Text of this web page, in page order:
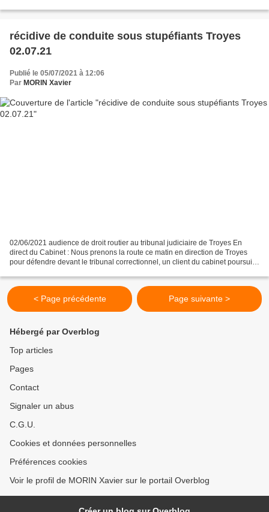
récidive de conduite sous stupéfiants Troyes
02.07.21
Publié le 05/07/2021 à 12:06
Par MORIN Xavier
02/06/2021 audience de droit routier au tribunal judiciaire de Troyes En
direct du Cabinet : Nous prenons la route ce matin en direction de Troyes
pour défendre devant le tribunal correctionnel, un client du cabinet poursuivi
< Page précédente Page suivante >
Hébergé par Overblog
Top articles
Pages
Contact
Signaler un abus
C.G.U.
Cookies et données personnelles
Préférences cookies
Voir le profil de MORIN Xavier sur le portail Overblog